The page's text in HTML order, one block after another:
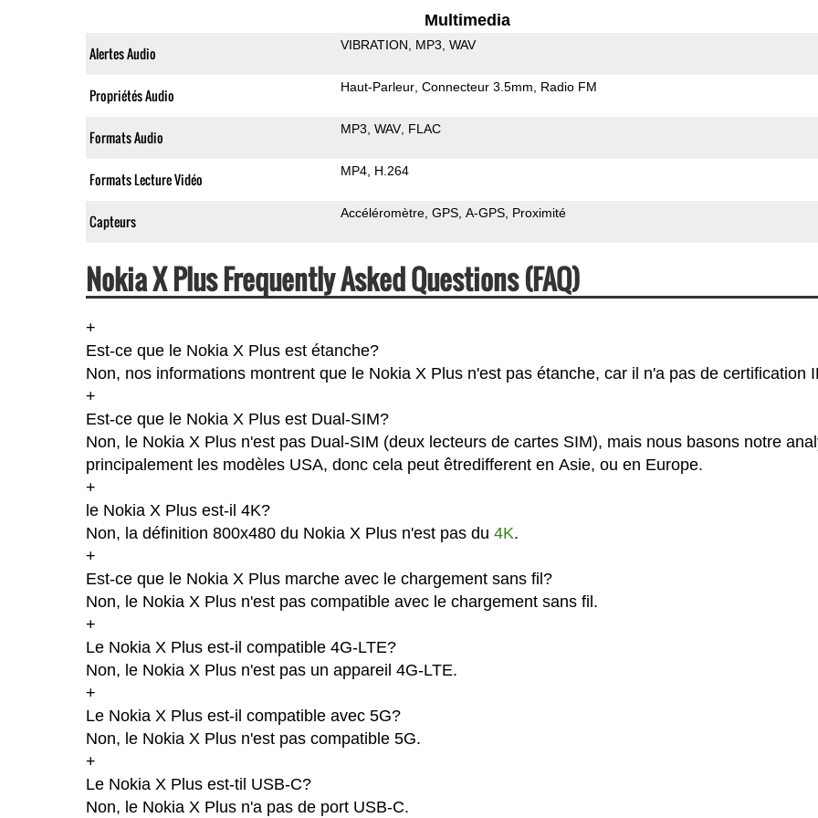
Multimedia
Alertes Audio VIBRATION MP3 WAV
Propriétés Audio Haut-Parleur Connecteur 3.5mm Radio FM
Formats Audio MP3 WAV FLAC
Formats Lecture Vidéo MP4 H.264
Capteurs Accéléromètre GPS A-GPS Proximité
Nokia X Plus Frequently Asked Questions (FAQ)
+
Est-ce que le Nokia X Plus est étanche?
Non, nos informations montrent que le Nokia X Plus n'est pas étanche, car il n'a pas de certification
+
Est-ce que le Nokia X Plus est Dual-SIM?
Non, le Nokia X Plus n'est pas Dual-SIM (deux lecteurs de cartes SIM), mais nous basons notre
principalement les modèles USA, donc cela peut êtredifferent en Asie, ou en Europe.
+
le Nokia X Plus est-il 4K?
Non, la définition 800x480 du Nokia X Plus n'est pas du 4K.
+
Est-ce que le Nokia X Plus marche avec le chargement sans fil?
Non, le Nokia X Plus n'est pas compatible avec le chargement sans fil.
+
Le Nokia X Plus est-il compatible 4G-LTE?
Non, le Nokia X Plus n'est pas un appareil 4G-LTE.
+
Le Nokia X Plus est-il compatible avec 5G?
Non, le Nokia X Plus n'est pas compatible 5G.
+
Le Nokia X Plus est-til USB-C?
Non, le Nokia X Plus n'a pas de port USB-C.